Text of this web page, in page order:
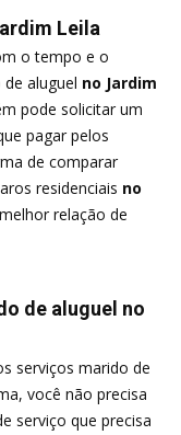
Leila
o tempo e o
aluguel no Jardim
pode solicitar um
pagar pelos
de comparar
residenciais no
relação de
de aluguel no
serviços marido de
você não precisa
serviço que precisa